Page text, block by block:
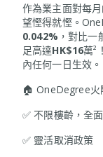
作為業主面對每
望慳得就慳。
0.042% ，對比
足高達HK$16萬²
內任何一日生效。
🏠 OneDegree火
✅ 不限樓齡，全
✅ 靈活取消政策